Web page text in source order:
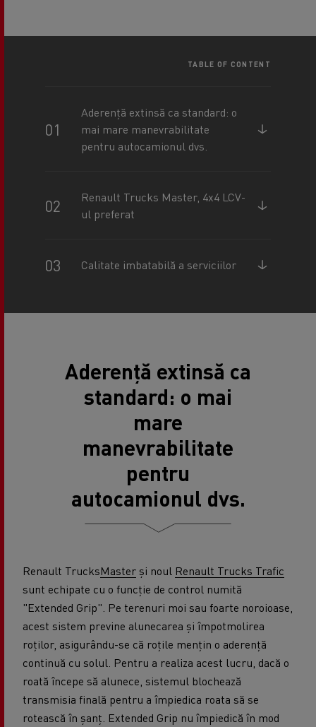
TABLE OF CONTENT
Aderență extinsă ca standard: o
mai mare manevrabilitate
pentru autocamionul dvs.
Renault Trucks Master, 4x4 LCV-
ul preferat
Calitate imbatabilă a serviciilor
Aderență extinsă ca
standard: o mai
mare
manevrabilitate
pentru
autocamionul dvs.
Renault TrucksMasterși noul Renault Trucks Trafic
sunt echipate cu o funcție de control numită
"Extended Grip". Pe terenuri moi sau foarte noroioase,
acest sistem previne alunecarea și împotmolirea
roților, asigurându-se că roțile mențin o aderență
continuă cu solul. Pentru a realiza acest lucru, dacă o
roată începe să alunece, sistemul blochează
transmisia finală pentru a împiedica roata să se
rotească în șanț. Extended Grip nu împiedică în mod